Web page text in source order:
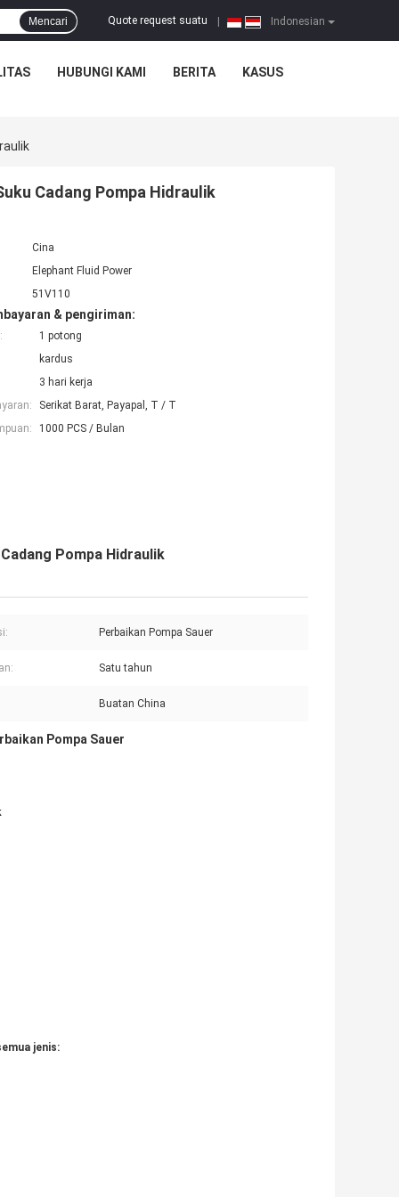
Indonesian
Quote request suatu
Mencari
HUBUNGI KAMI BERITA KASUS
Cadang Pompa Hidraulik
Cina
Elephant Fluid Power
51V110
& pengiriman:
1 potong
kardus
3 hari kerja
Serikat Barat, Payapal, T / T
1000 PCS / Bulan
Pompa Hidraulik
Perbaikan Pompa Sauer
Satu tahun
Buatan China
Pompa Sauer
jenis: